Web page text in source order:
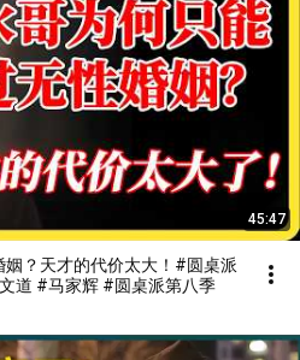
45:47
？天才的代价太大！#圆桌派
道 #马家辉 #圆桌派第八季